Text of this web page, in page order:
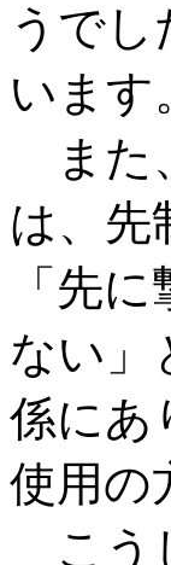
うで
います
また
は、先
「先
ない」
係にあ
使用の
こう